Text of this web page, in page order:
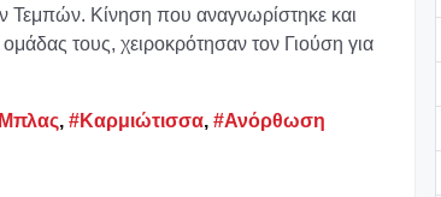
Τεμπών. Κίνηση που αναγνωρίστηκε και
τους, χειροκρότησαν τον Γιούση για
, #Καρμιώτισσα, #Ανόρθωση